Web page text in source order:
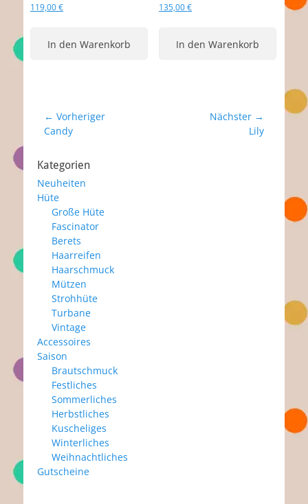
119,00€
In den Warenkorb
135,00€
In den Warenkorb
Beitragsnavigation
← Vorheriger
Vorheriger
Candy
Nächster →
Lily
Kategorien
Neuheiten
Hüte
Große Hüte
Fascinator
Berets
Haarreifen
Haarschmuck
Mützen
Strohhüte
Turbane
Vintage
Accessoires
Saison
Brautschmuck
Festliches
Sommerliches
Herbstliches
Kuscheliges
Winterliches
Weihnachtliches
Gutscheine